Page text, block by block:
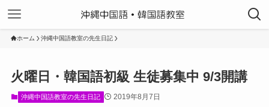
ホーム 沖縄中国語教室の先生日記
火曜日・韓国語初級 生徒募集中 9/3開講
沖縄中国語教室の先生日記 2019年8月7日